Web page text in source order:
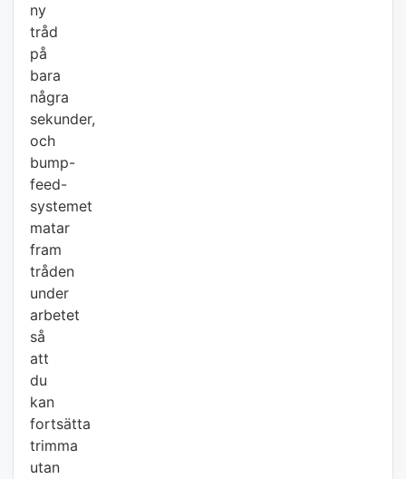
ny
tråd
på
bara
några
sekunder,
och
bump-
feed-
systemet
matar
fram
tråden
under
arbetet
så
att
du
kan
fortsätta
trimma
utan